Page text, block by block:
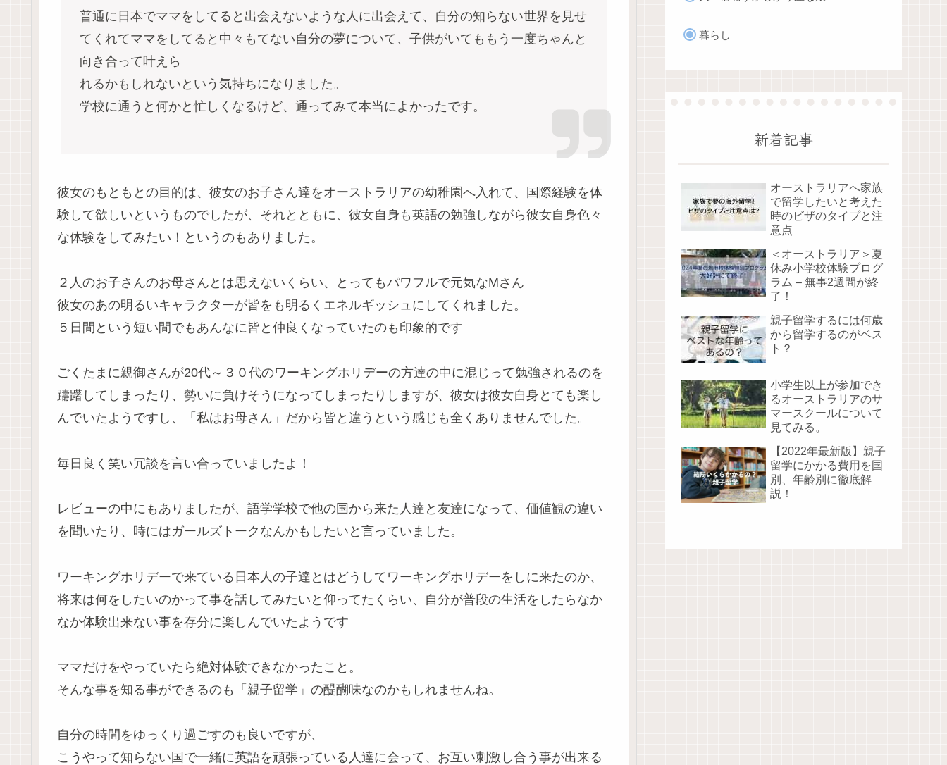
普通に日本でママをしてると出会えないような人に出会えて、自分の知らない世界を見せ
てくれてママをしてると中々もてない自分の夢について、子供がいてももう一度ちゃんと
向き合って叶えら
れるかもしれないという気持ちになりました。
学校に通うと何かと忙しくなるけど、通ってみて本当によかったです。
彼女のもともとの目的は、彼女のお子さん達をオーストラリアの幼稚園へ入れて、国際経験を体
験して欲しいというものでしたが、それとともに、彼女自身も英語の勉強しながら彼女自身色々
な体験をしてみたい！というのもありました。
２人のお子さんのお母さんとは思えないくらい、とってもパワフルで元気なMさん
彼女のあの明るいキャラクターが皆をも明るくエネルギッシュにしてくれました。
５日間という短い間でもあんなに皆と仲良くなっていたのも印象的です
ごくたまに親御さんが20代～３０代のワーキングホリデーの方達の中に混じって勉強されるのを
躊躇してしまったり、勢いに負けそうになってしまったりしますが、彼女は彼女自身とても楽し
んでいたようですし、「私はお母さん」だから皆と違うという感じも全くありませんでした。
毎日良く笑い冗談を言い合っていましたよ！
レビューの中にもありましたが、語学学校で他の国から来た人達と友達になって、価値観の違い
を聞いたり、時にはガールズトークなんかもしたいと言っていました。
ワーキングホリデーで来ている日本人の子達とはどうしてワーキングホリデーをしに来たのか、
将来は何をしたいのかって事を話してみたいと仰ってたくらい、自分が普段の生活をしたらなか
なか体験出来ない事を存分に楽しんでいたようです
ママだけをやっていたら絶対体験できなかったこと。
そんな事を知る事ができるのも「親子留学」の醍醐味なのかもしれませんね。
自分の時間をゆっくり過ごすのも良いですが、
こうやって知らない国で一緒に英語を頑張っている人達に会って、お互い刺激し合う事が出来る
暮らし
新着記事
オーストラリアへ家族
で留学したいと考えた
時のビザのタイプと注
意点
＜オーストラリア＞夏
休み小学校体験プログ
ラム – 無事2週間が終
了！
親子留学するには何歳
から留学するのがベス
ト？
小学生以上が参加でき
るオーストラリアのサ
マースクールについて
見てみる。
【2022年最新版】親子
留学にかかる費用を国
別、年齢別に徹底解
説！